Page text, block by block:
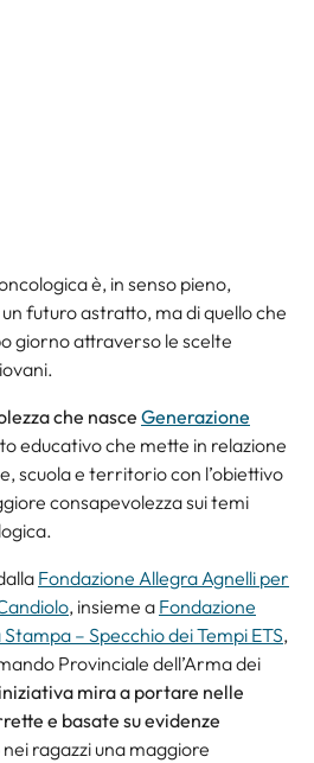
con stundenti
è, in senso pieno,
futuro astratto, ma di quello che
giorno attraverso le scelte
che nasce Generazione
educativo che mette in relazione
scuola e territorio con l’obiettivo
consapevolezza sui temi
Fondazione Allegra Agnelli per
, insieme a Fondazione
– Specchio dei Tempi ETS,
Provinciale dell’Arma dei
mira a portare nelle
e basate su evidenze
ragazzi una maggiore